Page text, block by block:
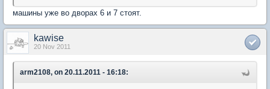
машины уже во дворах 6 и 7 стоят.
kawise
20 Nov 2011
arm2108, on 20.11.2011 - 16:18: